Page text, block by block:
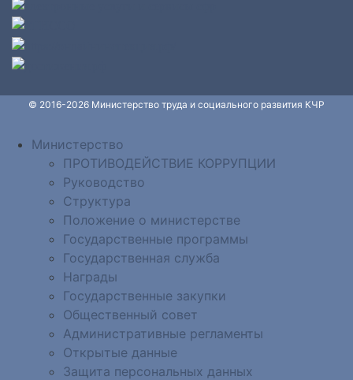
© 2016-2026 Министерство труда и социального развития КЧР
Министерство
ПРОТИВОДЕЙСТВИЕ КОРРУПЦИИ
Руководство
Структура
Положение о министерстве
Государственные программы
Государственная служба
Награды
Государственные закупки
Общественный совет
Административные регламенты
Открытые данные
Защита персональных данных